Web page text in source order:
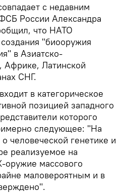
с недавним
России Александра
что НАТО
"биооружия
в Азиатско-
Африке, Латинской
СНГ.
в категорическое
позицией западного
которого
следующее: "На
человеческой генетике и
реализуемое на
массового
маловероятным и в